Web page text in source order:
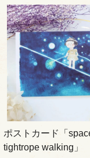
ポストカード「
tightrope walking」